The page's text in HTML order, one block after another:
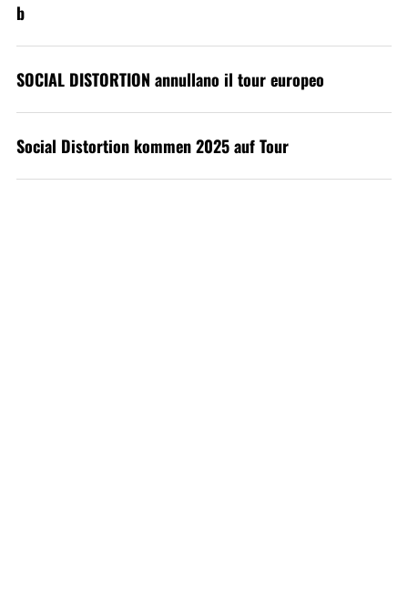
b
SOCIAL DISTORTION annullano il tour europeo
Social Distortion kommen 2025 auf Tour